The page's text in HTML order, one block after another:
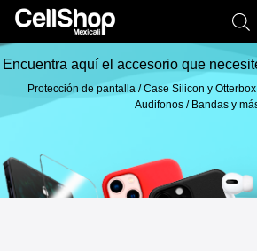
Encuentra aquí el accesorio que
Protección de pantalla / Case Silicon y
Audifonos / Bandas y